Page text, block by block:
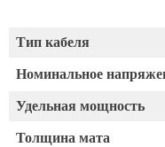
Тип кабеля
Номинальное
Удельная мощность
Толщина мата